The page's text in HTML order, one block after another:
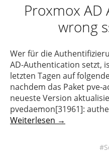
Proxmox
wrong
Wer für die
AD-Authentication setzt,
letzten Tagen auf
nachdem das Paket pve-
neueste Version
pvedaemon[31961]:
Weiterlesen →